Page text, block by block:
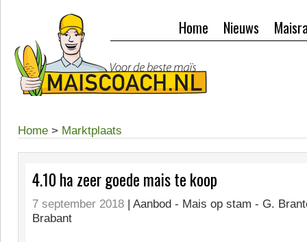
Nieuws
Home
Home > Marktplaats
4.10 ha zeer goede mais te koop
7 september 2018 | Aanbod - Mais op stam - G.
Brabant